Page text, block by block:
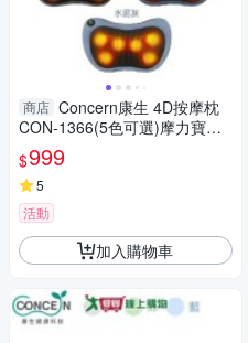
商店 Concern康生 4D按摩枕
CON-1366(5色可選)摩力寶貝
暖心溫熱 揉捏 按摩枕 透氣 紓
壓【愛買】
$999
5
活動
加入購物車